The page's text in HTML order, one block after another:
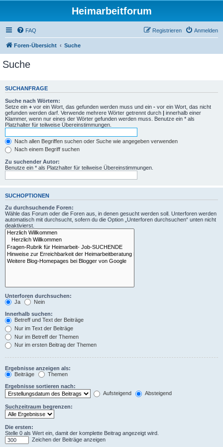
Heimarbeitforum
FAQ Anmelden
Registrieren
Foren-Übersicht Suche
Suche
SUCHANFRAGE
Suche nach Wörtern:
Setze ein + vor ein Wort, das gefunden werden muss und ein - vor ein Wort, das nicht
gefunden werden darf. Verwende mehrere Wörter getrennt durch | innerhalb einer
Klammer, wenn nur eines der Wörter gefunden werden muss. Benutze ein * als
Platzhalter für teilweise Übereinstimmungen.
Nach allen Begriffen suchen oder Suche wie angegeben verwenden
Nach einem Begriff suchen
Zu suchender Autor:
Benutze ein * als Platzhalter für teilweise Übereinstimmungen.
SUCHOPTIONEN
Zu durchsuchende Foren:
Wähle das Forum oder die Foren aus, in denen gesucht werden soll. Unterforen werden
automatisch mit durchsucht, sofern du die Option „Unterforen durchsuchen“ unten nicht
deaktivierst.
Unterforen durchsuchen:
Ja
Nein
Innerhalb suchen:
Betreff und Text der Beiträge
Nur im Text der Beiträge
Nur im Betreff der Themen
Nur im ersten Beitrag der Themen
Ergebnisse anzeigen als:
Beiträge
Themen
Ergebnisse sortieren nach:
Aufsteigend
Absteigend
Suchzeitraum begrenzen:
Die ersten:
Stelle 0 als Wert ein, damit der komplette Beitrag angezeigt wird.
Zeichen der Beiträge anzeigen